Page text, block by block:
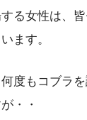
る女性は、
ます。
度もコブラ
・・